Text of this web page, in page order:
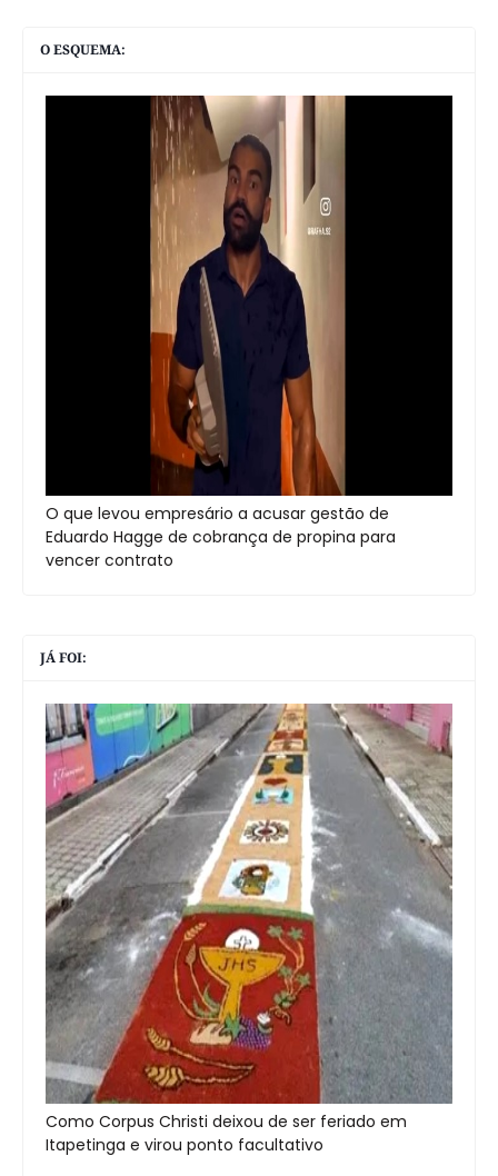
O ESQUEMA:
O que levou empresário a acusar gestão de
Eduardo Hagge de cobrança de propina para
vencer contrato
JÁ FOI:
Como Corpus Christi deixou de ser feriado em
Itapetinga e virou ponto facultativo